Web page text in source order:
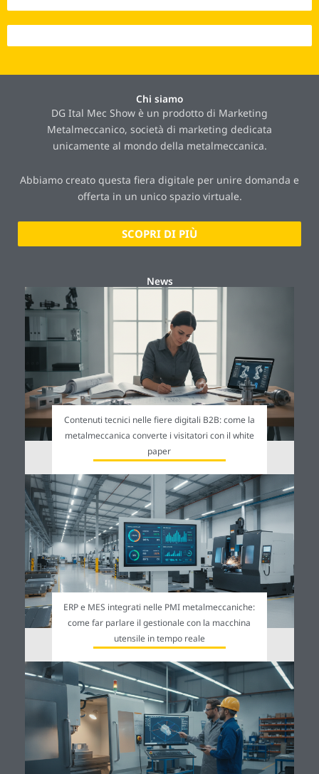
Chi siamo
DG Ital Mec Show è un prodotto di Marketing
Metalmeccanico, società di marketing dedicata
unicamente al mondo della metalmeccanica.
Abbiamo creato questa fiera digitale per unire domanda e
offerta in un unico spazio virtuale.
SCOPRI DI PIÙ
News
Contenuti tecnici nelle fiere digitali B2B: come la
metalmeccanica converte i visitatori con il white
paper
ERP e MES integrati nelle PMI metalmeccaniche:
come far parlare il gestionale con la macchina
utensile in tempo reale